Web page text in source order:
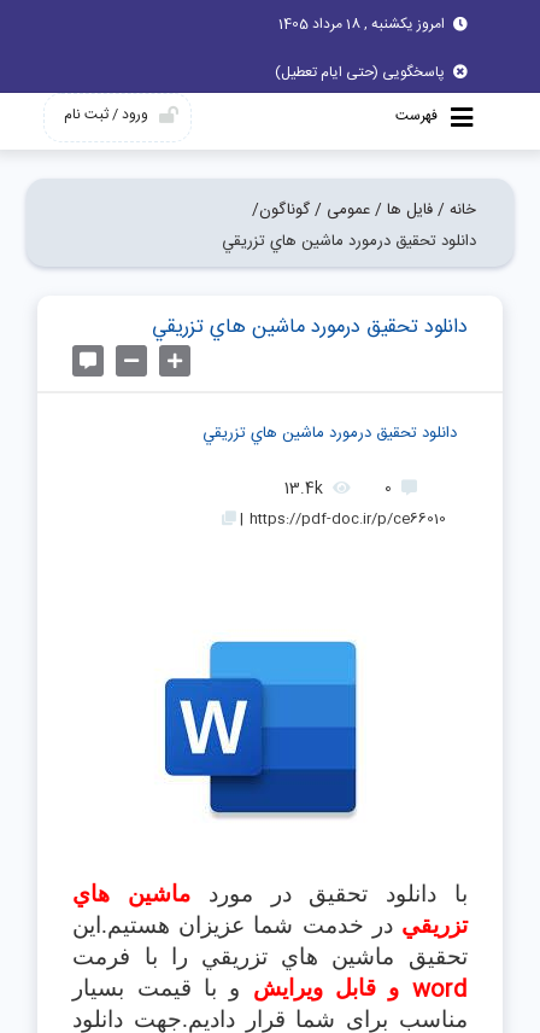
امروز یکشنبه , 18 مرداد 1405
پاسخگویی (حتی ایام تعطیل)
فهرست
ورود / ثبت نام
خانه / فایل ها / عمومی / گوناگون/
دانلود تحقیق درمورد ماشين هاي تزريقي
دانلود تحقیق درمورد ماشين هاي تزريقي
دانلود تحقیق درمورد ماشين هاي تزريقي
0
13.4k
https://pdf-doc.ir/p/ce66010
|
با دانلود تحقیق در مورد ماشين هاي
تزريقي در خدمت شما عزیزان هستیم.این
تحقیق ماشين هاي تزريقي را با فرمت
word و قابل ویرایش و با قیمت بسیار
مناسب برای شما قرار دادیم.جهت دانلود